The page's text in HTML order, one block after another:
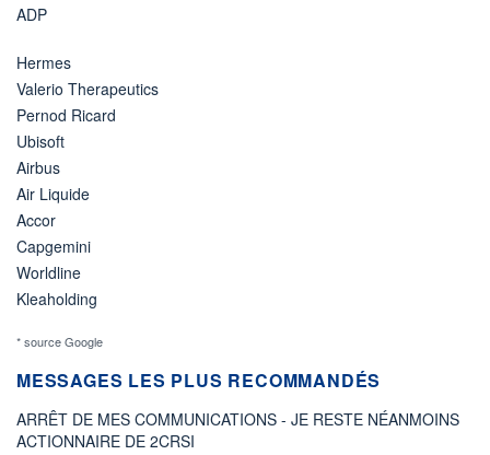
ADP
Hermes
Valerio Therapeutics
Pernod Ricard
Ubisoft
Airbus
Air Liquide
Accor
Capgemini
Worldline
Kleaholding
* source Google
MESSAGES LES PLUS RECOMMANDÉS
ARRÊT DE MES COMMUNICATIONS - JE RESTE NÉANMOINS
ACTIONNAIRE DE 2CRSI